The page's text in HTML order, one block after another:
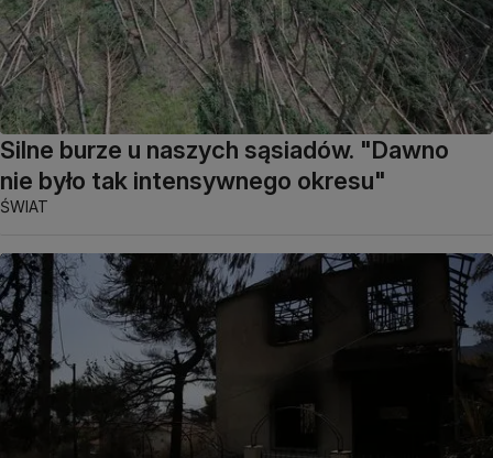
Silne burze u naszych sąsiadów. "Dawno
nie było tak intensywnego okresu"
ŚWIAT